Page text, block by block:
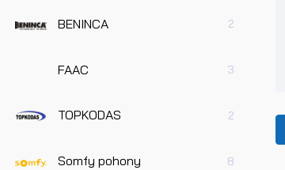
BENINCA 2
FAAC 3
TOPKODAS 2
Somfy pohony 8